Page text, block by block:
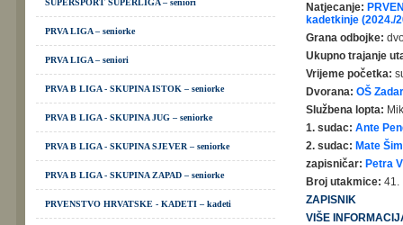
SUPERSPORT SUPERLIGA – seniori
PRVA LIGA – seniorke
PRVA LIGA – seniori
PRVA B LIGA - SKUPINA ISTOK – seniorke
PRVA B LIGA - SKUPINA JUG – seniorke
PRVA B LIGA - SKUPINA SJEVER – seniorke
PRVA B LIGA - SKUPINA ZAPAD – seniorke
PRVENSTVO HRVATSKE - KADETI – kadeti
Natjecanje:
kadetkinje (2024./
Grana odbojke:
Ukupno trajanje
Vrijeme početka:
Dvorana: OŠ
Službena lopta:
1. sudac: Ante
2. sudac: Mate
zapisničar: Petra
Broj utakmice: 41.
ZAPISNIK
VIŠE